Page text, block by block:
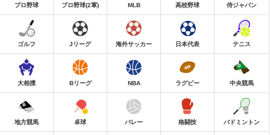
プロ野球 プロ野球(2軍) MLB 高校野球 侍ジャパン
ゴルフ Jリーグ 海外サッカー 日本代表 テニス
大相撲 Bリーグ NBA ラグビー 中央競馬
地方競馬 卓球 バレー 格闘技 バドミントン